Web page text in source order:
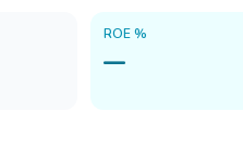
ROE %
—